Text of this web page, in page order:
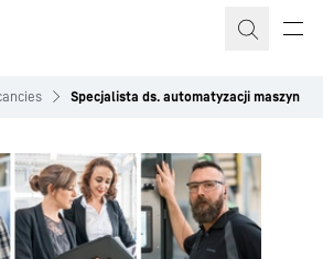
Specjalista ds. automatyzacji maszyn